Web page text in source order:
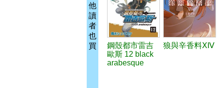
他
讀
者
也
買
鋼殼都市雷吉
歐斯 12 black
arabesque
狼與辛香料ⅩⅣ